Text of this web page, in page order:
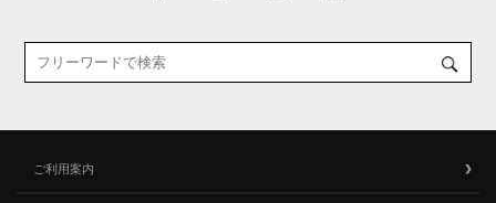
ご利用案内